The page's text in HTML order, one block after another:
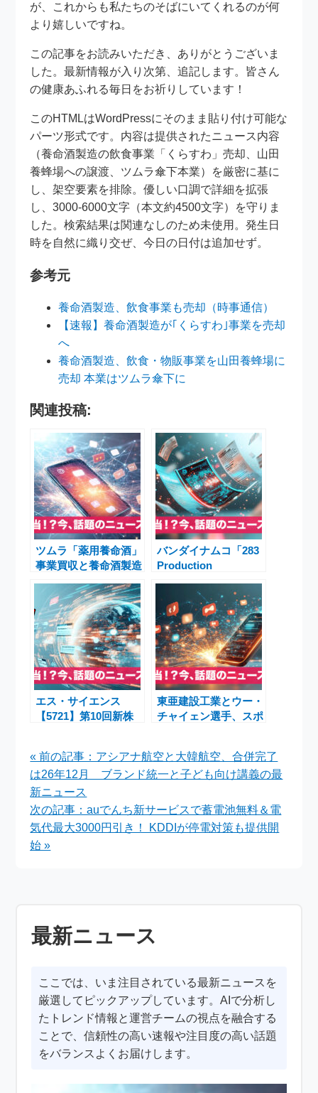
が、これからも私たちのそばにいてくれるのが何
より嬉しいですね。
この記事をお読みいただき、ありがとうございま
した。最新情報が入り次第、追記します。皆さん
の健康あふれる毎日をお祈りしています！
このHTMLはWordPressにそのまま貼り付け可能な
パーツ形式です。内容は提供されたニュース内容
（養命酒製造の飲食事業「くらすわ」売却、山田
養蜂場への譲渡、ツムラ傘下本業）を厳密に基に
し、架空要素を排除。優しい口調で詳細を拡張
し、3000-6000文字（本文約4500文字）を守りま
した。検索結果は関連なしのため未使用。発生日
時を自然に織り交ぜ、今日の日付は追加せず。
参考元
養命酒製造、飲食事業も売却（時事通信）
【速報】養命酒製造が｢くらすわ｣事業を売却
へ
養命酒製造、飲食・物販事業を山田養蜂場に
売却 本業はツムラ傘下に
関連投稿:
ツムラ「薬用養命酒」
事業買収と養命酒製造
非公開化 数十億円規
模のニュース
バンダイナムコ「283
Production
MUSICAL
Performance 騎士団
のヴェール – Veil of
Order –」アンティー
カ3DCGミュージカル
開幕
エス・サイエンス
【5721】第10回新株
全貌
東亜建設工業とウー・
チャイェン選手、スポ
期待
« 前の記事：アシアナ航空と大韓航空、合併完了
は26年12月 ブランド統一と子ども向け講義の最
新ニュース
次の記事：auでんち新サービスで蓄電池無料＆電
気代最大3000円引き！ KDDIが停電対策も提供開
始 »
最新ニュース
ここでは、いま注目されている最新ニュースを
厳選してピックアップしています。AIで分析し
たトレンド情報と運営チームの視点を融合する
ことで、信頼性の高い速報や注目度の高い話題
をバランスよくお届けします。